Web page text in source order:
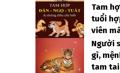
Tam
tuổi
viên
Người
gì,
tam tai